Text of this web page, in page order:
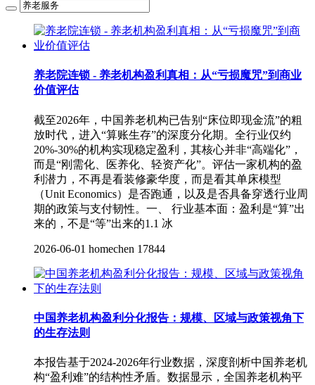
养老院连锁 - 养老机构盈利真相：从“亏损魔咒”到商业
价值评估
截至2026年，中国养老机构已告别“床位即现金流”的粗
放时代，进入“算账生存”的深度分化期。全行业仅约
20%-30%的机构实现稳定盈利，其核心并非“高端化”，
而是“刚需化、医养化、轻资产化”。评估一家机构的盈
利潜力，不再是看装修豪华度，而是看其单床模型
（Unit Economics）是否跑通，以及是否具备穿透行业周
期的政策与支付韧性。一、 行业基本面：盈利是“算”出
来的，不是“等”出来的1.1 冰
2026-06-01 homechen 17844
中国养老机构盈利分化报告：规模、区域与政策视角下
的生存法则
本报告基于2024-2026年行业数据，深度剖析中国养老机
构“盈利难”的结构性矛盾。数据显示，全国养老机构平